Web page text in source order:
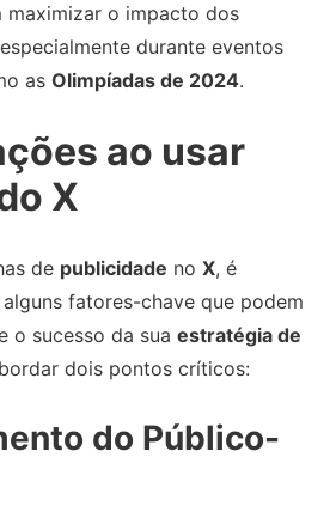
maximizar o impacto dos
durante eventos
as Olimpíadas de 2024.
ao usar
X
de publicidade no X, é
fatores-chave que podem
o sucesso da sua estratégia de
dois pontos críticos:
do Público-